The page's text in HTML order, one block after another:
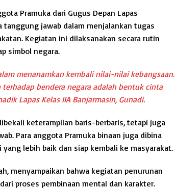
Pramuka dari Gugus Depan Lapas
jawab dalam menjalankan tugas
Kegiatan ini dilaksanakan secara rutin
simbol negara.
menanamkan kembali nilai-nilai kebangsaan.
bendera negara adalah bentuk cinta
Lapas Kelas IIA Banjarmasin, Gunadi.
keterampilan baris-berbaris, tetapi juga
Para anggota Pramuka binaan juga dibina
lebih baik dan siap kembali ke masyarakat.
menyampaikan bahwa kegiatan penurunan
proses pembinaan mental dan karakter.